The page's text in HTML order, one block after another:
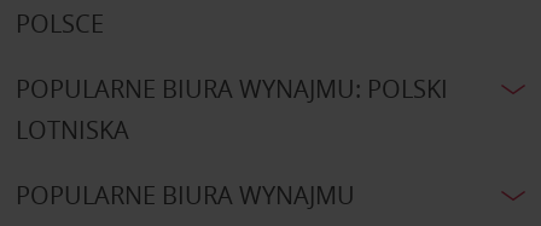
POLSCE
POPULARNE BIURA WYNAJMU: POLSKI
LOTNISKA
POPULARNE BIURA WYNAJMU